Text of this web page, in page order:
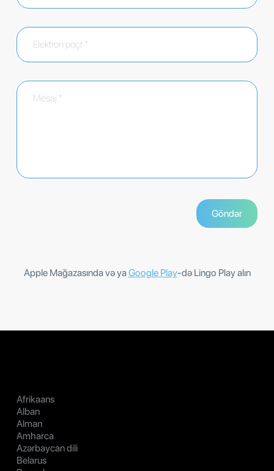
Apple Mağazasında və yaGoogle Play-də Lingo Play alın
Afrikaans
Alban
Alman
Amharca
Azərbaycan dili
Belarus